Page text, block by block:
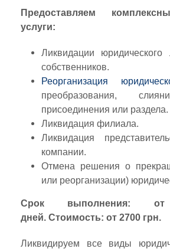
Предоставляем
услуги:
Ликвидации
собственников.
Реорганизация
преобразования,
присоединения или раздела.
Ликвидация филиала.
Ликвидация
компании.
Отмена решения о
или реорганизации)
Срок выполнения:
дней. Стоимость: от 2700 грн.
Ликвидируем все виды